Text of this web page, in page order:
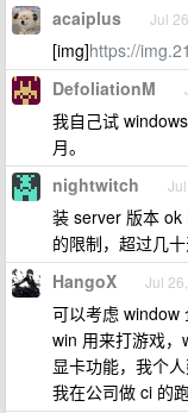
acaiplus Jul
[img]https://
DefoliationM
我自己试
月。
nightwitch
装 server 版本 ok
的限制，超过几
HangoX Jul
可以考虑 window
win 用来打游戏
显卡功能，我个
我在公司做 ci 的